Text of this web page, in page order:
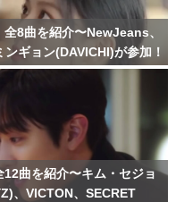
全8曲を紹介〜NewJeans、
ギョン(DAVICHI)が参加！
12曲を紹介〜キム・セジョ
、VICTON、SECRET